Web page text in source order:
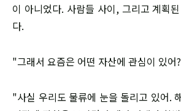
이 아니었다. 사람들 사이, 그리고 계획
다.
"그래서 요즘은 어떤 자산에 관심이 있어
"사실 우리도 물류에 눈을 돌리고 있어.